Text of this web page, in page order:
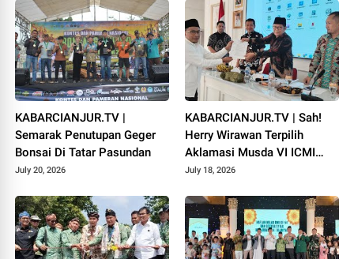
KABARCIANJUR.TV |
Semarak Penutupan Geger
Bonsai Di Tatar Pasundan
July 20, 2026
KABARCIANJUR.TV | Sah!
Herry Wirawan Terpilih
Aklamasi Musda VI ICMI
Orda Cianjur
July 18, 2026